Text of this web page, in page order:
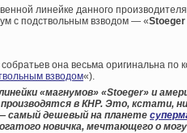
линейке данного
с подствольным взводом — «Stoeger
она весьма оригинальна по
взводом«).
«магнумов» «Stoeger» и
производятся в КНР. Это, кстати,
самый дешевый на планете
новичка, мечтающего о